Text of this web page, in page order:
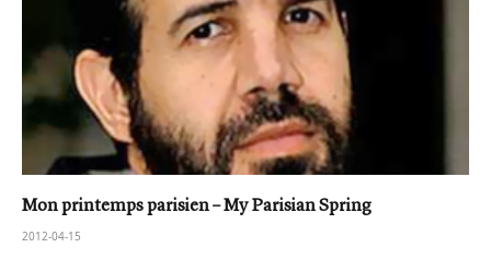
Mon printemps parisien – My Parisian Spring
2012-04-15